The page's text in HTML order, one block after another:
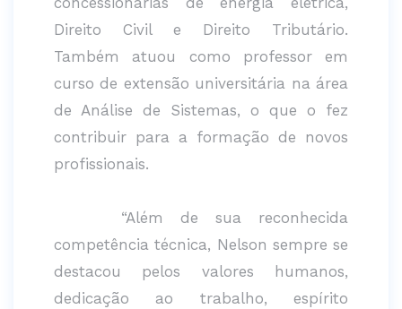
Direito Civil e Direito Tributário.
Também atuou como professor em
curso de extensão universitária na área
de Análise de Sistemas, o que o fez
contribuir para a formação de novos
profissionais.
“Além de sua reconhecida
competência técnica, Nelson sempre se
destacou pelos valores humanos,
dedicação ao trabalho, espírito